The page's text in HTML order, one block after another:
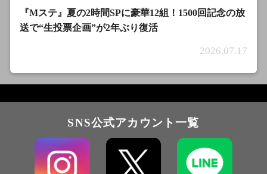
『Mステ』夏の2時間SPに豪華12組！1500回記念の放
送で“生投票企画”が2年ぶり復活
2026.07.17
SNS公式アカウント一覧